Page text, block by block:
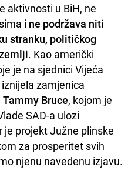
aktivnosti u BiH, ne
i ne podržava niti
stranku, političkog
. Kao američki
je na sjednici Vijeća
zamjenica
Tammy Bruce, kojom je
SAD-a ulozi
je projekt Južne plinske
za prosperitet svih
njenu navedenu izjavu.